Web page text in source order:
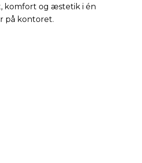
komfort og æstetik i én
på kontoret.